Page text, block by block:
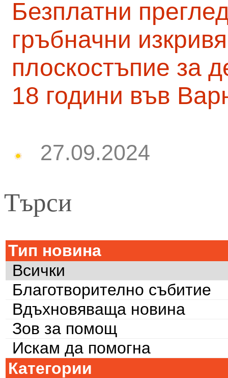
Безплатни
гръбначни
плоскостъпие за
18 години във
27.09.2024
Търси
Тип новина
Всички
Благотворително събитие
Вдъхновяваща новина
Зов за помощ
Искам да помогна
Категории